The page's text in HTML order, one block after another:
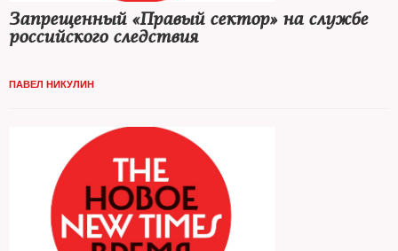
Запрещенный «Правый сектор» на службе
российского следствия
ПАВЕЛ НИКУЛИН